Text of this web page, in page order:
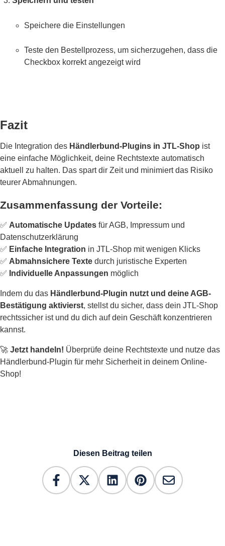
Speichere die Einstellungen
Teste den Bestellprozess, um sicherzugehen, dass die
Checkbox korrekt angezeigt wird
Fazit
Die Integration des Händlerbund-Plugins in JTL-Shop ist
eine einfache Möglichkeit, deine Rechtstexte automatisch
aktuell zu halten. Das spart dir Zeit und minimiert das Risiko
teurer Abmahnungen.
Zusammenfassung der Vorteile:
✅ Automatische Updates für AGB, Impressum und
Datenschutzerklärung
✅ Einfache Integration in JTL-Shop mit wenigen Klicks
✅ Abmahnsichere Texte durch juristische Experten
✅ Individuelle Anpassungen möglich
Indem du das Händlerbund-Plugin nutzt und deine AGB-
Bestätigung aktivierst, stellst du sicher, dass dein JTL-Shop
rechtssicher ist und du dich auf dein Geschäft konzentrieren
kannst.
🚀 Jetzt handeln! Überprüfe deine Rechtstexte und nutze das
Händlerbund-Plugin für mehr Sicherheit in deinem Online-
Shop!
Diesen Beitrag teilen